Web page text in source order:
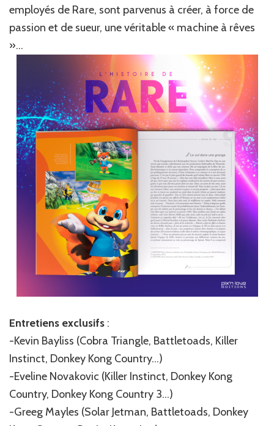
employés de Rare, sont parvenus à créer, à force de
passion et de sueur, une véritable « machine à rêves
»…
Entretiens exclusifs :
-Kevin Bayliss (Cobra Triangle, Battletoads, Killer
Instinct, Donkey Kong Country…)
-Eveline Novakovic (Killer Instinct, Donkey Kong
Country, Donkey Kong Country 3…)
-Greeg Mayles (Solar Jetman, Battletoads, Donkey